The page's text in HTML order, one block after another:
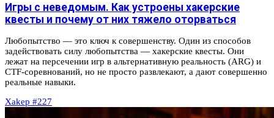
Игры с неведомым. Как устроены хакерские
квесты и почему от них тяжело оторваться
Любопытство — это ключ к совершенству. Один из способов
задействовать силу любопытства — хакерские квесты. Они
лежат на персечении игр в альтернативную реальность (ARG) и
CTF-соревнований, но не просто развлекают, а дают совершенно
реальные навыки.
Xakep #227